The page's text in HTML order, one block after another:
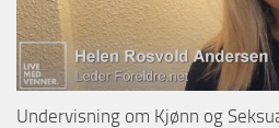
Undervisning om Kjønn og